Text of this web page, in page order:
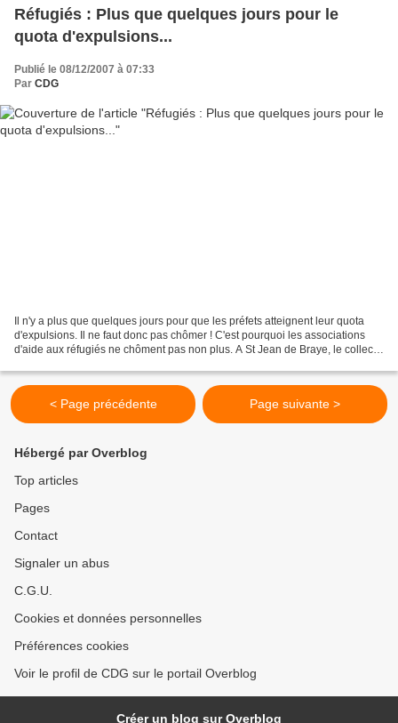
Réfugiés : Plus que quelques jours pour le
quota d'expulsions...
Publié le 08/12/2007 à 07:33
Par CDG
Il n'y a plus que quelques jours pour que les préfets atteignent leur quota
d'expulsions. Il ne faut donc pas chômer ! C'est pourquoi les associations
d'aide aux réfugiés ne chôment pas non plus. A St Jean de Braye, le collectif
< Page précédente Page suivante >
Hébergé par Overblog
Top articles
Pages
Contact
Signaler un abus
C.G.U.
Cookies et données personnelles
Préférences cookies
Voir le profil de CDG sur le portail Overblog
Créer un blog sur Overblog